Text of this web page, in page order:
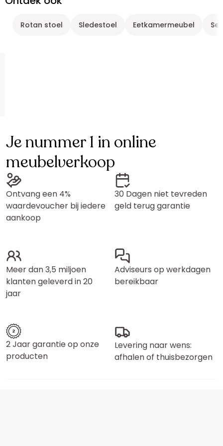
Rotan stoel Sledestoel Eetkamermeubel
Je nummer 1 in online
meubelverkoop
Ontvang een 4%
waardevoucher bij iedere
aankoop
30 Dagen niet tevreden
geld terug garantie
Meer dan 3,5 miljoen
klanten geleverd in 20
jaar
Adviseurs op werkdagen
bereikbaar
2 Jaar garantie op onze
producten
Levering naar wens:
afhalen of thuisbezorgen